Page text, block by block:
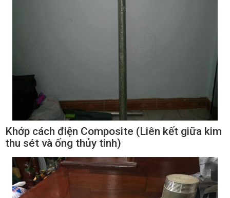
Khớp cách điện Composite (Liên kết giữa kim
thu sét và ống thủy tinh)